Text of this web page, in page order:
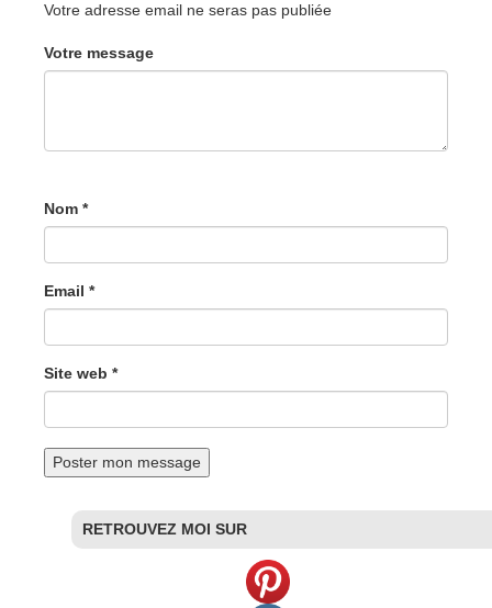
Votre adresse email ne seras pas publiée
Votre message
Nom *
Email *
Site web *
RETROUVEZ MOI SUR